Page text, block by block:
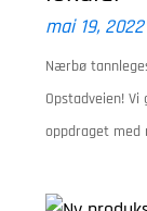
mai 19, 2022
Nærbø
Opstadveien!
oppdraget med